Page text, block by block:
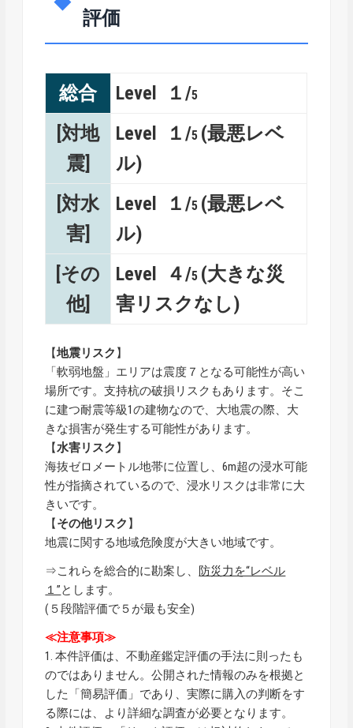
評価
総合 Level １/5
[対地
震]
Level １/5 (最悪レベ
ル)
[対水
害]
Level １/5 (最悪レベ
ル)
[その
他]
Level ４/5 (大きな災
害リスクなし)
【地震リスク 】
「軟弱地盤」エリアは震度７となる可能性が高い
場所です。支持杭の破損リスクもあります。そこ
に建つ耐震等級1の建物なので、大地震の際、大
きな損害が発生する可能性があります。
【水害リスク 】
海抜ゼロメートル地帯に位置し、6m超の浸水可能
性が指摘されているので、浸水リスクは非常に大
きいです。
【その他リスク 】
地震に関する地域危険度が大きい地域です。
⇒これらを総合的に勘案し、 防災力を“レベル
１”とします。
(５段階評価で５が最も安全)
≪注意事項≫
1. 本件評価は、不動産鑑定評価の手法に則ったも
のではありません。公開された情報のみを根拠と
した「簡易評価」であり、実際に購入の判断をす
る際には、より詳細な調査が必要となります。